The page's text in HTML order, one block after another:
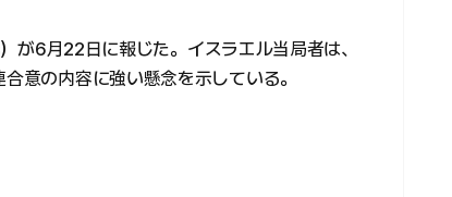
が6月22日に報じた。イスラエル当局者は、
意の内容に強い懸念を示している。